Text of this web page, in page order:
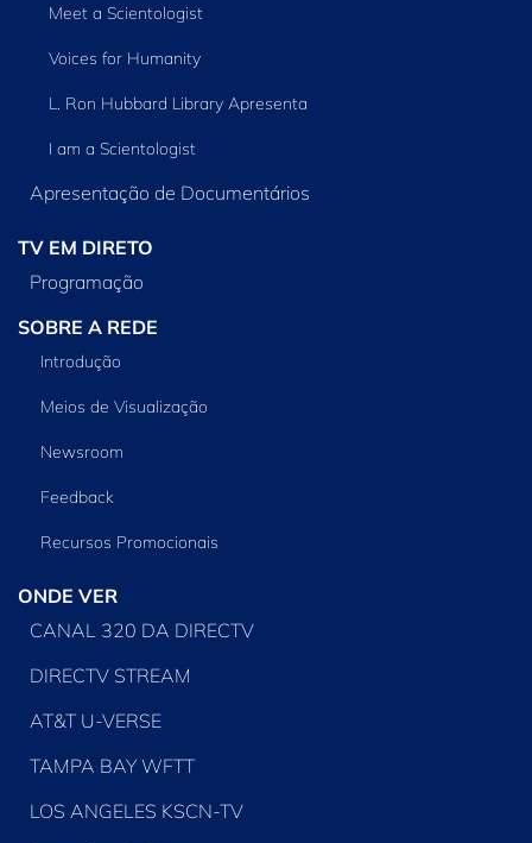
Meet a Scientologist
Voices for Humanity
L. Ron Hubbard Library Apresenta
I am a Scientologist
Apresentação de Documentários
TV EM DIRETO
Programação
SOBRE A REDE
Introdução
Meios de Visualização
Newsroom
Feedback
Recursos Promocionais
ONDE VER
CANAL 320 DA DIRECTV
DIRECTV STREAM
AT&T U-VERSE
TAMPA BAY WFTT
LOS ANGELES KSCN-TV